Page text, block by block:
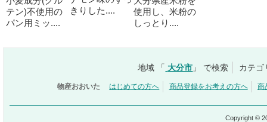
テン)不使用の
パン用ミッ....
きりした....
使用し、米粉の
しっとり....
地域 「 大分市 」 で検索 カテゴ
物産おおいた はじめての方へ 商品登録をお考えの方へ 商
Copyright ©